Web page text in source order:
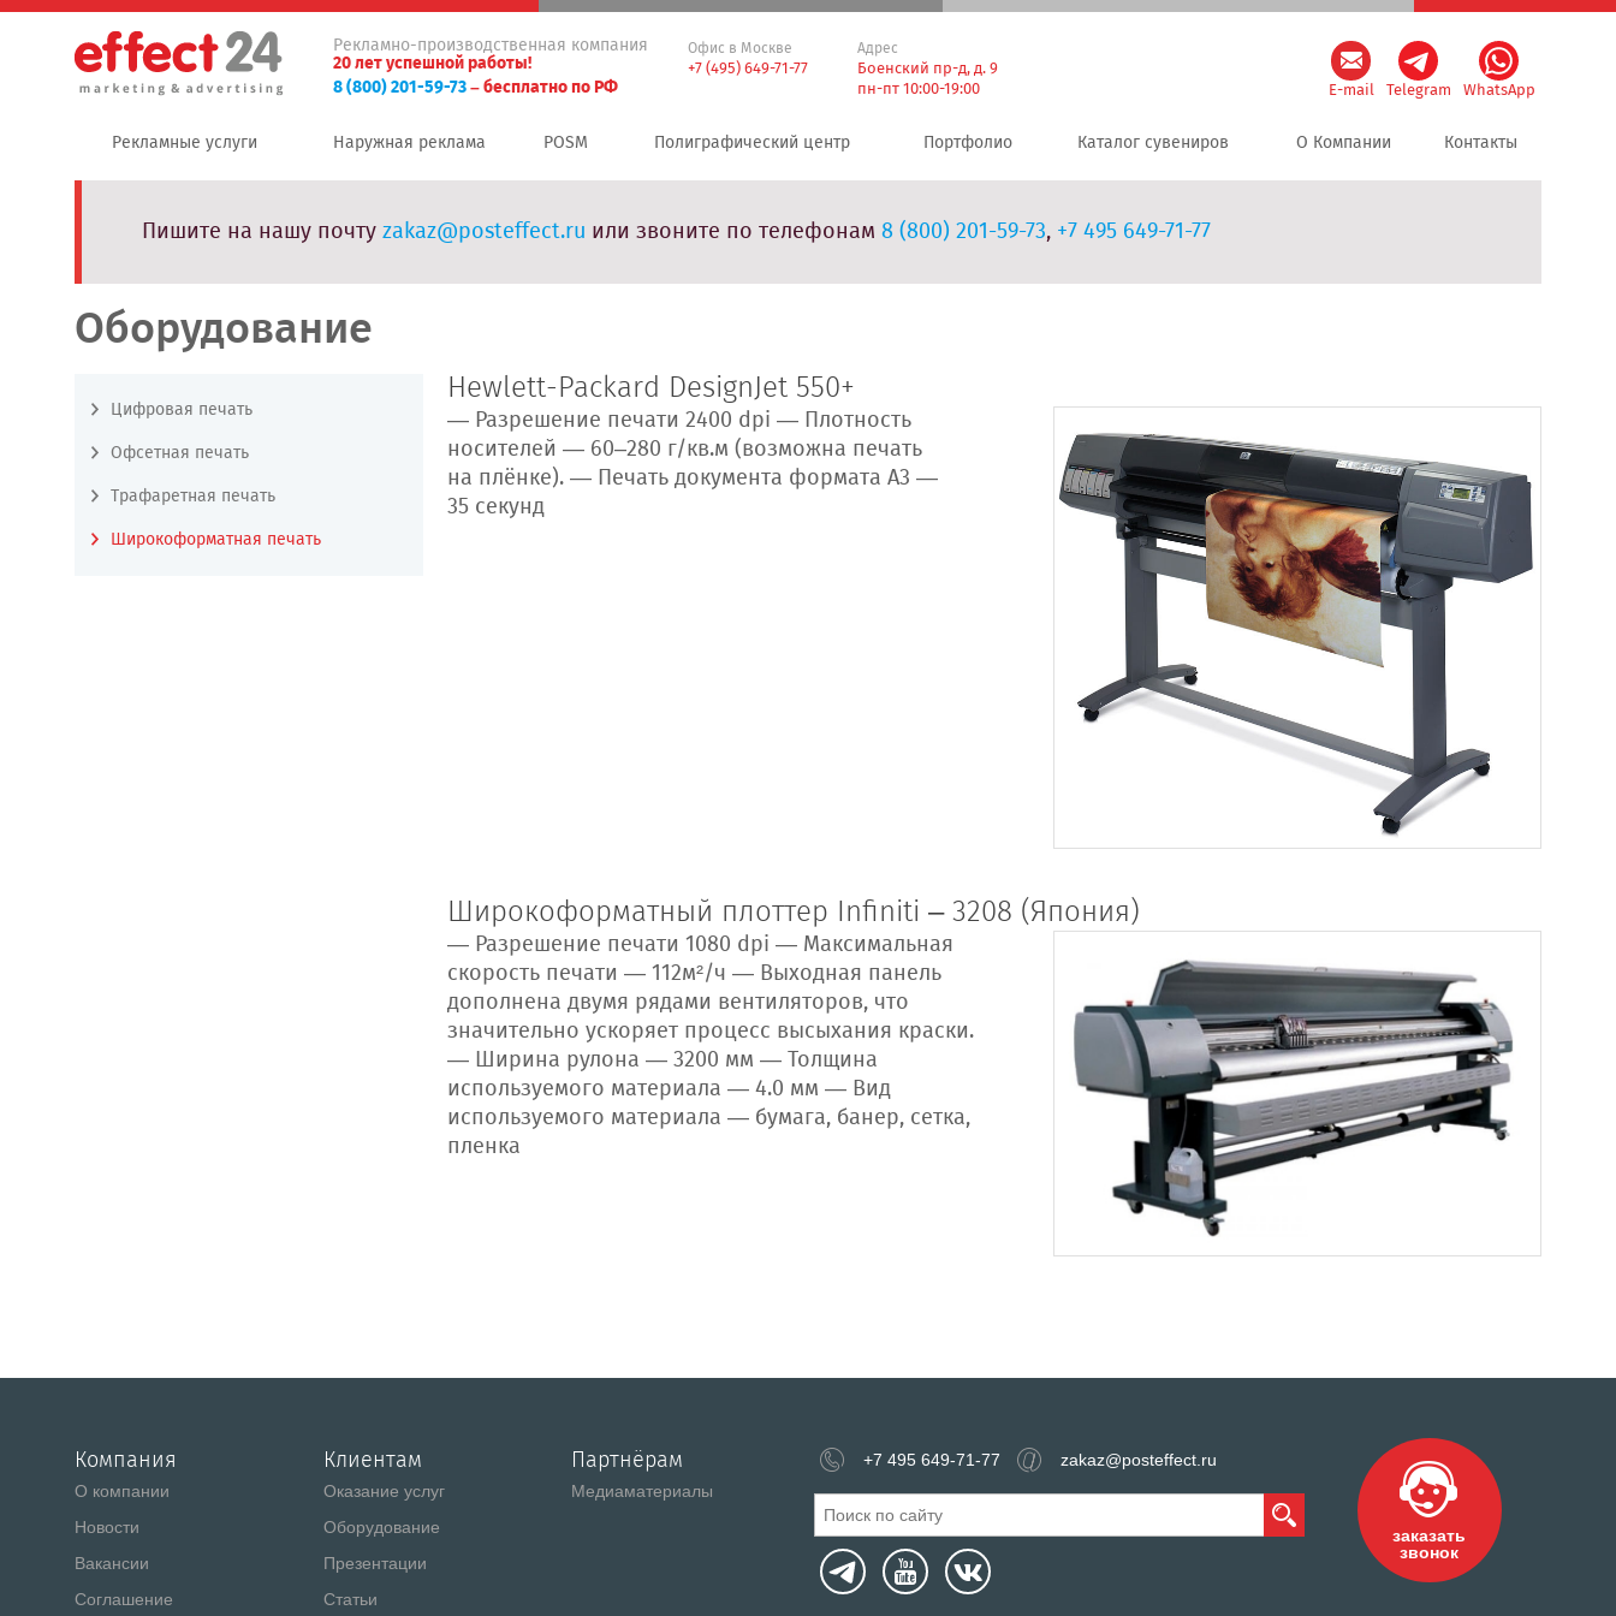
Рекламно-производственная компания
20 лет успешной работы!
8 (800) 201-59-73– бесплатно по РФ
Офис в Москве
+7 (495) 649-71-77
Адрес
Боенский пр-д, д. 9
пн-пт 10:00-19:00
E-mail Telegram WhatsApp
Рекламные услуги Наружная реклама POSM Полиграфический центр Портфолио Каталог сувениров О Компании Контакты
Пишите на нашу почтуzakaz@posteffect.ru или звоните по телефонам 8 (800) 201-59-73, +7 495 649-71-77
Оборудование
Цифровая печать
Офсетная печать
Трафаретная печать
Широкоформатная печать
Hewlett-Packard DesignJet 550+
— Разрешение печати 2400 dpi — Плотность
носителей — 60–280 г/кв.м (возможна печать
на плёнке). — Печать документа формата А3 —
35 секунд
Широкоформатный плоттер Infiniti – 3208 (Япония)
— Разрешение печати 1080 dpi — Максимальная
скорость печати — 112м²/ч — Выходная панель
дополнена двумя рядами вентиляторов, что
значительно ускоряет процесс высыхания краски.
— Ширина рулона — 3200 мм — Толщина
используемого материала — 4.0 мм — Вид
используемого материала — бумага, банер, сетка,
пленка
Компания
О компании
Новости
Вакансии
Соглашение
Клиентам
Оказание услуг
Оборудование
Презентации
Статьи
Партнёрам
Медиаматериалы
+7 495 649-71-77 zakaz@posteffect.ru
заказать
звонок